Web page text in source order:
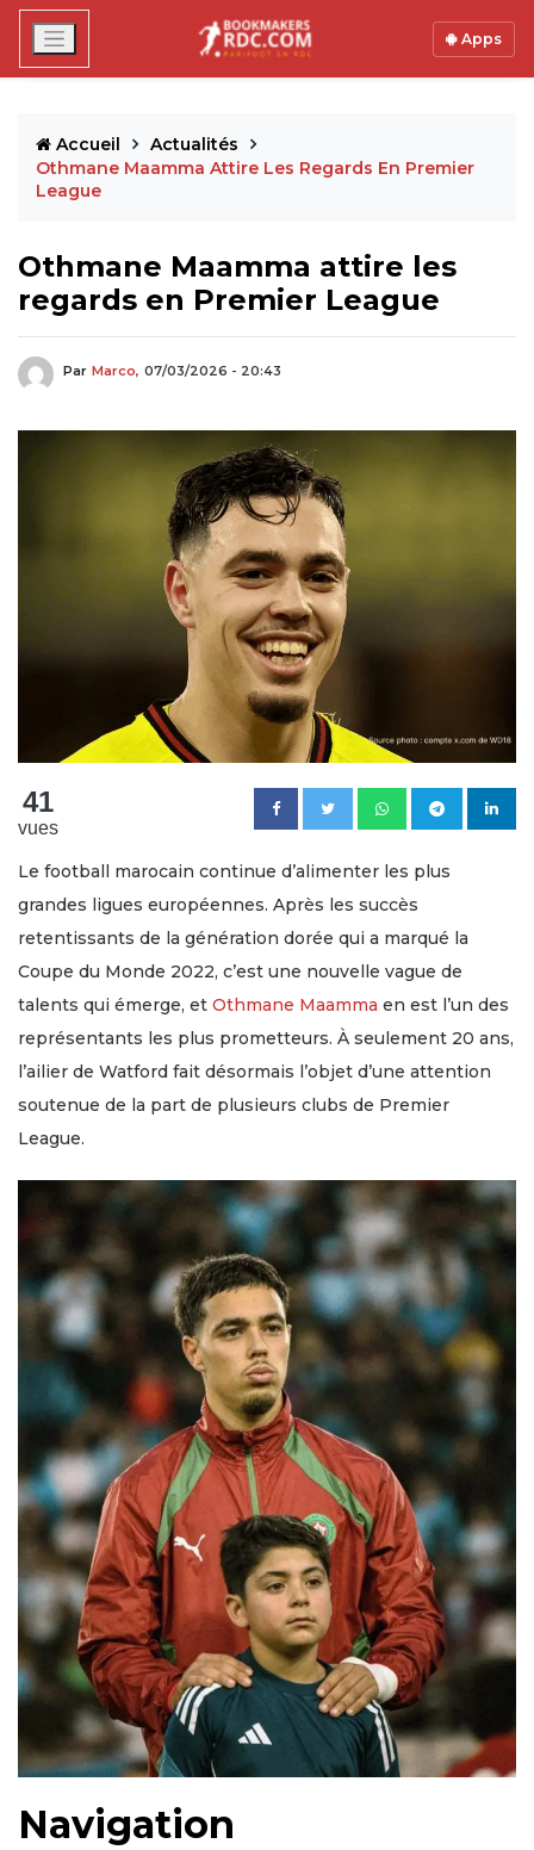
Apps
Accueil
Actualités
Othmane Maamma Attire Les Regards En Premier
League
Othmane Maamma attire les
regards en Premier League
Par Marco, 07/03/2026 - 20:43
41
vues
Le football marocain continue d’alimenter les plus
grandes ligues européennes. Après les succès
retentissants de la génération dorée qui a marqué la
Coupe du Monde 2022, c’est une nouvelle vague de
talents qui émerge, et Othmane Maamma en est l’un des
représentants les plus prometteurs. À seulement 20 ans,
l’ailier de Watford fait désormais l’objet d’une attention
soutenue de la part de plusieurs clubs de Premier
League.
Navigation